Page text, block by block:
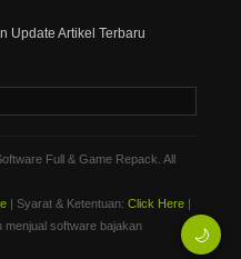
Update Artikel Terbaru
Full & Game Repack. All
| Syarat & Ketentuan: Click Here |
menjual software bajakan
🌙